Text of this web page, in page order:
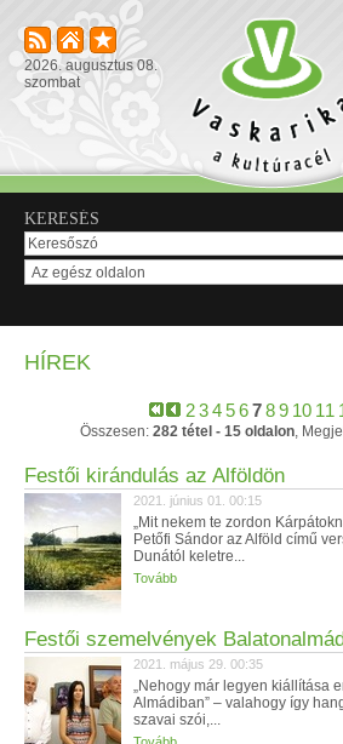
2026. augusztus 08.
szombat
KERESÉS
HÍREK
23456789 10 11
Összesen: 282 tétel - 15 oldalon,
Festői kirándulás az Alföldön
2021. június 01. 00:15
„Mit nekem te zordon
Petőfi Sándor az Alföld című
Dunától keletre...
Tovább
Festői szemelvények
2021. május 29. 00:35
„Nehogy már legyen kiállítása
Almádiban” – valahogy így
szavai szói,...